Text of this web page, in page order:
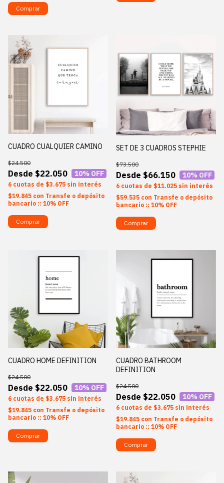
Comprar
CUADRO CUALQUIER CAMINO
$22.050
$24.500
10% OFF
6 $3.675 sin interés
$19.845 con Transfe o depósito
bancario :: 10% OFF
Comprar
SET DE 3 CUADROS STEPHIE
$66.150
$73.500
10% OFF
6 $11.025 sin interés
$59.535 con Transfe o depósito
bancario :: 10% OFF
Comprar
CUADRO HOME DEFINITION
$22.050
$24.500
10% OFF
6 $3.675 sin interés
$19.845 con Transfe o depósito
bancario :: 10% OFF
Comprar
CUADRO BATHROOM
DEFINITION
$22.050
$24.500
10% OFF
6 $3.675 sin interés
$19.845 con Transfe o depósito
bancario :: 10% OFF
Comprar